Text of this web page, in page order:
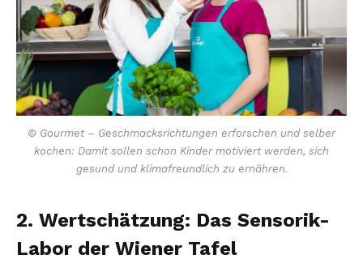
© Gourmet – Geschmacksrichtungen erforschen und selber
kochen: Damit sollen schon Kinder motiviert werden, sich
gesund und klimafreundlich zu ernähren.
2. Wertschätzung: Das Sensorik-
Labor der Wiener Tafel